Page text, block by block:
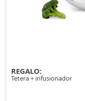
REGALO:
Tetera + infusionador